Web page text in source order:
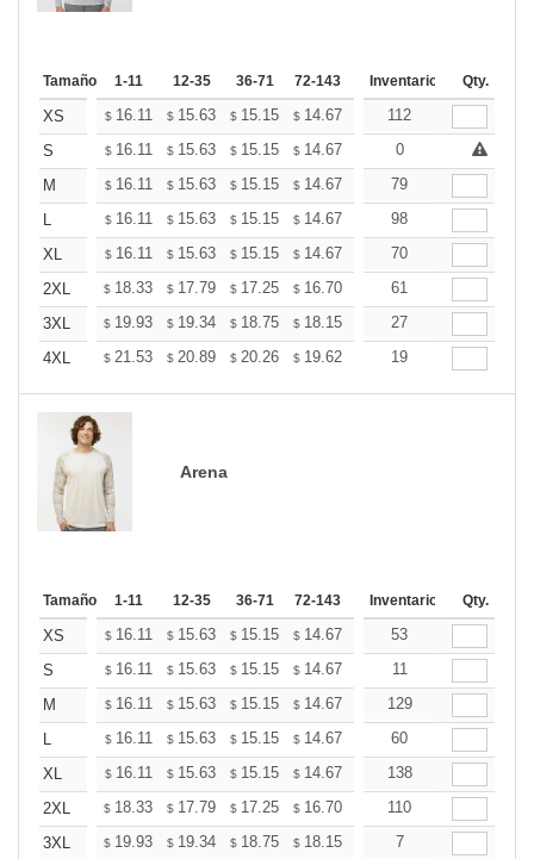
Tamaño 1-11 12-35 36-71 72-143 144-287 288 +
Inventario Qty.
XS $ 16.11 $ 15.63 $ 15.15 $ 14.67 14.20
112
S
$ 16.11 $ 15.63 $ 15.15 $ 14.67 14.20
0
M
$ 16.11 $ 15.63 $ 15.15 $ 14.67 14.20
79
L
$ 16.11 $ 15.63 $ 15.15 $ 14.67 14.20
98
XL
$ 16.11 $ 15.63 $ 15.15 $ 14.67 14.20
70
2XL
$ 18.33 $ 17.79 $ 17.25 $ 16.70 16.16
61
3XL
$ 19.93 $ 19.34 $ 18.75 $ 18.15 17.56
27
4XL
$ 21.53 $ 20.89 $ 20.26 $ 19.62 18.98
19
Arena
Tamaño 1-11 12-35 36-71 72-143 144-287 288 +
Inventario Qty.
XS $ 16.11 $ 15.63 $ 15.15 $ 14.67 14.20
53
S
$ 16.11 $ 15.63 $ 15.15 $ 14.67 14.20
11
M
$ 16.11 $ 15.63 $ 15.15 $ 14.67 14.20
129
L
$ 16.11 $ 15.63 $ 15.15 $ 14.67 14.20
60
XL
$ 16.11 $ 15.63 $ 15.15 $ 14.67 14.20
138
2XL
$ 18.33 $ 17.79 $ 17.25 $ 16.70 16.16
110
3XL
$ 19.93 $ 19.34 $ 18.75 $ 18.15 17.56
7